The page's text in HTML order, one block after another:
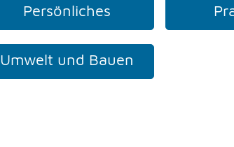
Persönliches
Umwelt und Bauen